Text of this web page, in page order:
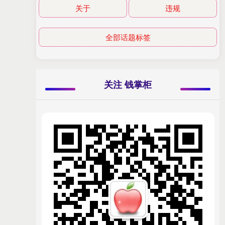
关于 违规
全部话题标签
关注 钱掌柜